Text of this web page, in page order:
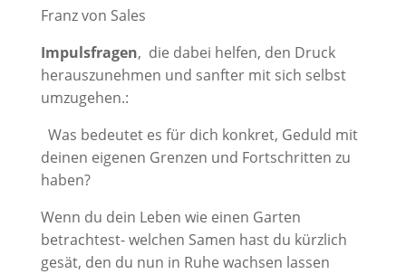
Franz von Sales
Impulsfragen, die dabei helfen, den Druck
herauszunehmen und sanfter mit sich selbst
umzugehen.:
Was bedeutet es für dich konkret, Geduld mit
deinen eigenen Grenzen und Fortschritten zu
haben?
Wenn du dein Leben wie einen Garten
betrachtest- welchen Samen hast du kürzlich
gesät, den du nun in Ruhe wachsen lassen